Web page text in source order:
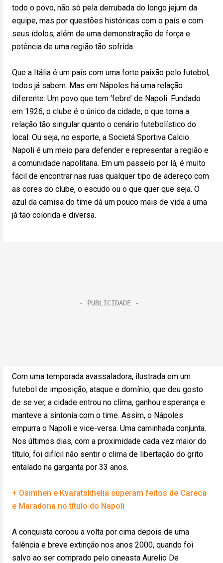
todo o povo, não só pela derrubada do longo jejum da
equipe, mas por questões históricas com o país e com
seus ídolos, além de uma demonstração de força e
potência de uma região tão sofrida.
Que a Itália é um país com uma forte paixão pelo futebol,
todos já sabem. Mas em Nápoles há uma relação
diferente. Um povo que tem ‘febre’ de Napoli. Fundado
em 1926, o clube é o único da cidade, o que torna a
relação tão singular quanto o cenário futebolístico do
local. Ou seja, no esporte, a Societá Sportiva Calcio
Napoli é um meio para defender e representar a região e
a comunidade napolitana. Em um passeio por lá, é muito
fácil de encontrar nas ruas qualquer tipo de adereço com
as cores do clube, o escudo ou o que quer que seja. O
azul da camisa do time dá um pouco mais de vida a uma
já tão colorida e diversa.
Com uma temporada avassaladora, ilustrada em um
futebol de imposição, ataque e domínio, que deu gosto
de se ver, a cidade entrou no clima, ganhou esperança e
manteve a sintonia com o time. Assim, o Nápoles
empurra o Napoli e vice-versa. Uma caminhada conjunta.
Nos últimos dias, com a proximidade cada vez maior do
título, foi difícil não sentir o clima de libertação do grito
entalado na garganta por 33 anos.
+ Osimhen e Kvaratskhelia superam feitos de Careca
e Maradona no título do Napoli
A conquista coroou a volta por cima depois de uma
falência e breve extinção nos anos 2000, quando foi
salvo ao ser comprado pelo cineasta Aurelio De